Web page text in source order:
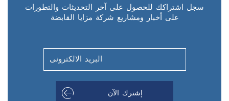
سجل اشتراكك للحصول على آخر التحديثات والتطورات
على أخبار ومشاريع شركة مزايا القابضة